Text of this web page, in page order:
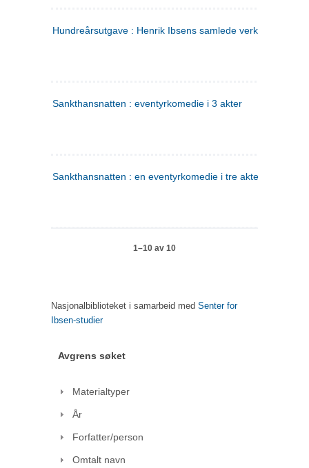
Hundreårsutgave : Henrik Ibsens samlede verker. 2
Sankthansnatten : eventyrkomedie i 3 akter
Sankthansnatten : en eventyrkomedie i tre akter
1–10 av 10
Nasjonalbiblioteket i samarbeid med Senter for
Ibsen-studier
Avgrens søket
Materialtyper
År
Forfatter/person
Omtalt navn